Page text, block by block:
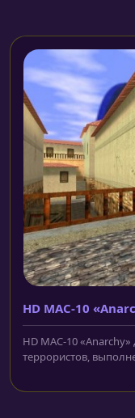
HD MAC-10
HD MAC-10
террористов,